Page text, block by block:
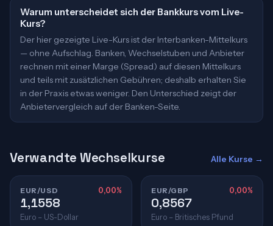
Warum unterscheidet sich der Bankkurs vom Live-
Kurs?
Der hier gezeigte Live-Kurs ist der Interbanken-Mittelkurs
— ohne Aufschlag. Banken, Wechselstuben und Anbieter
rechnen mit einer Marge (Spread) auf diesen Mittelkurs
und teils mit zusätzlichen Gebühren; deshalb erhalten Sie
in der Praxis etwas weniger. Den Unterschied zeigt der
Anbietervergleich auf der Banken-Seite.
Verwandte Wechselkurse Alle Kurse →
EUR/USD 0,00%
1,1558
Euro – US-Dollar
EUR/GBP 0,00%
0,8567
Euro – Britisches Pfund